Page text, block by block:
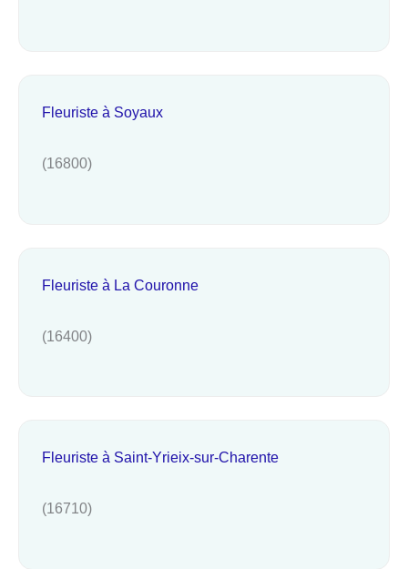
Fleuriste à Soyaux
(16800)
Fleuriste à La Couronne
(16400)
Fleuriste à Saint-Yrieix-sur-Charente
(16710)